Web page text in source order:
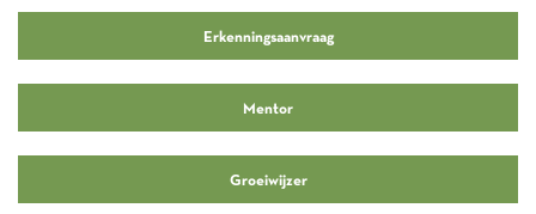
Erkenningsaanvraag
Mentor
Groeiwijzer